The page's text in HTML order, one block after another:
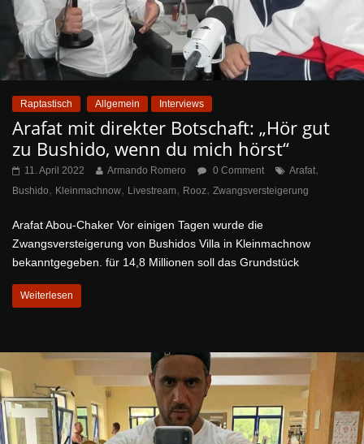
Raptastisch Allgemein Interviews
Arafat mit direkter Botschaft: „Hör gut
zu Bushido, wenn du mich hörst“
11. April 2022 Armando Romero 0 Comment Arafat,
Bushido, Kleinmachnow, Livestream, Rooz, Zwangsversteigerung
Arafat Abou-Chaker Vor einigen Tagen wurde die
Zwangsversteigerung von Bushidos Villa in Kleinmachnow
bekanntgegeben. für 14,8 Millionen soll das Grundstück
Weiterlesen